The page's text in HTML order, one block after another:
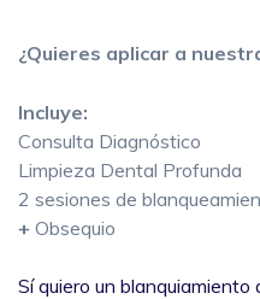
¿Quieres aplicar a
Incluye:
Consulta Diagnóstico
Limpieza Dental Profunda
2 sesiones de
+ Obsequio
Sí quiero un blanquiamiento